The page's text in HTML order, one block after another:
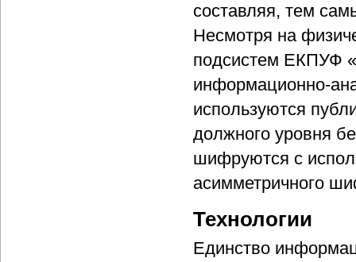
составляя, тем
Несмотря на
подсистем ЕКПУФ
информационно-
используются
должного уровня
шифруются с
асимметричного
Технологии
Единство